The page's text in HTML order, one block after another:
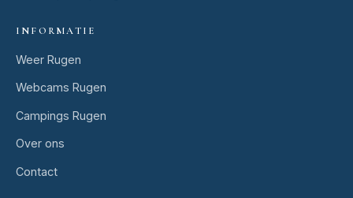
INFORMATIE
Weer Rugen
Webcams Rugen
Campings Rugen
Over ons
Contact